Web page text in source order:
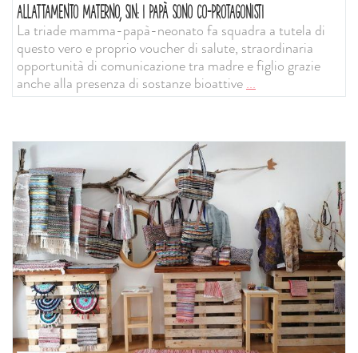
ALLATTAMENTO MATERNO, SIN: I PAPÀ SONO CO-PROTAGONISTI
La triade mamma-papà-neonato fa squadra a tutela di
questo vero e proprio voucher di salute, straordinaria
opportunità di comunicazione tra madre e figlio grazie
anche alla presenza di sostanze bioattive...